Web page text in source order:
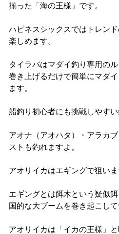
揃った「海の王様」です。
ハピネスシックスではトレン
楽しめます。
タイラバはマダイ釣り専用の
巻き上げるだけで簡単にマダ
ます。
船釣り初心者にも挑戦しやすい
アオナ（アオハタ）・アラカ
ストも釣れますよ。
アオリイカはエギングで狙いま
エギングとは餌木という疑似
国的な大ブームを巻き起こして
アオリイカは「イカの王様」